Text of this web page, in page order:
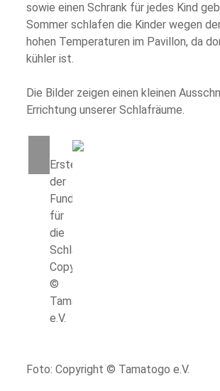
sowie einen Schrank für jedes Kind
Sommer schlafen die Kinder wegen
hohen Temperaturen im Pavillon, da
kühler ist.
Die Bilder zeigen einen kleinen
Errichtung unserer Schlafräume.
Erstellung
der
Fundamente
für
die
Schlafräume. Foto:
Copyright
©
Tamatogo
e.V.
Foto: Copyright © Tamatogo e.V.